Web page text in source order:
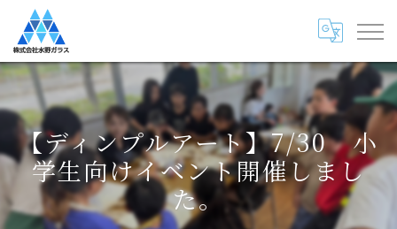
【ディンプルアート】7/30 小
学生向けイベント開催しまし
た。